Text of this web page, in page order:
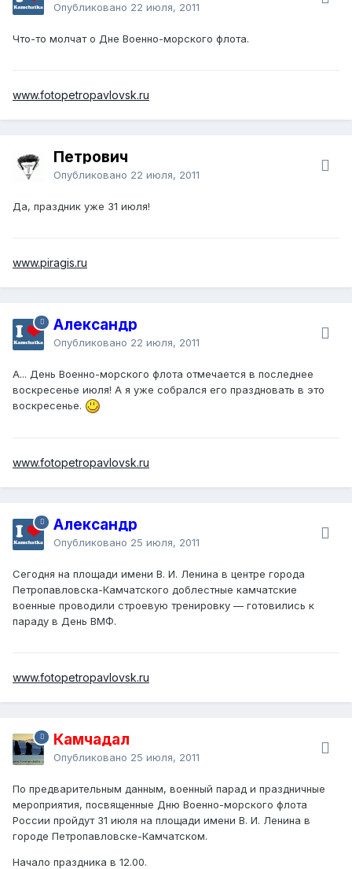
Опубликовано 22 июля, 2011
Что-то молчат о Дне Военно-морского флота.
www.fotopetropavlovsk.ru
Петрович
Опубликовано 22 июля, 2011
Да, праздник уже 31 июля!
www.piragis.ru
Александр
Опубликовано 22 июля, 2011
А... День Военно-морского флота отмечается в последнее
воскресенье июля! А я уже собрался его праздновать в это
воскресенье.
www.fotopetropavlovsk.ru
Александр
Опубликовано 25 июля, 2011
Сегодня на площади имени В. И. Ленина в центре города
Петропавловска-Камчатского доблестные камчатские
военные проводили строевую тренировку — готовились к
параду в День ВМФ.
www.fotopetropavlovsk.ru
Камчадал
Опубликовано 25 июля, 2011
По предварительным данным, военный парад и праздничные
мероприятия, посвященные Дню Военно-морского флота
России пройдут 31 июля на площади имени В. И. Ленина в
городе Петропавловске-Камчатском.
Начало праздника в 12.00.